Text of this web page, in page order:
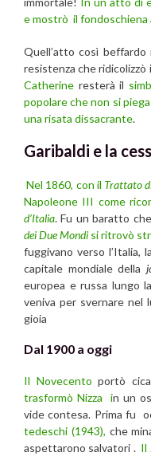
e mostrò il fondoschiena
Quell’atto così beffardo
resistenza che
Catherine resterà il
popolare che non si
una risata dissacrante.
Garibaldi e la
Nel 1860, con il Trattato
Napoleone III come
d’Italia. Fu un baratto
dei Due Mondi si ritrovò
fuggivano verso l’Italia,
capitale mondiale della
europea e russa lungo
veniva per svernare nel
gioia
Dal 1900 a oggi
Il Novecento portò
trasformò Nizza in un
vide contesa. Prima fu
tedeschi (1943), che
aspettarono salvatori .Il